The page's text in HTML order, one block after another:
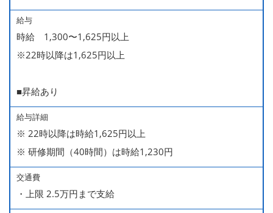
■時短勤務制度あり
給与
時給 1,300〜1,625円以上
※22時以降は1,625円以上
■昇給あり
給与詳細
※ 22時以降は時給1,625円以上
※ 研修期間（40時間）は時給1,230円
交通費
・上限 2.5万円まで支給